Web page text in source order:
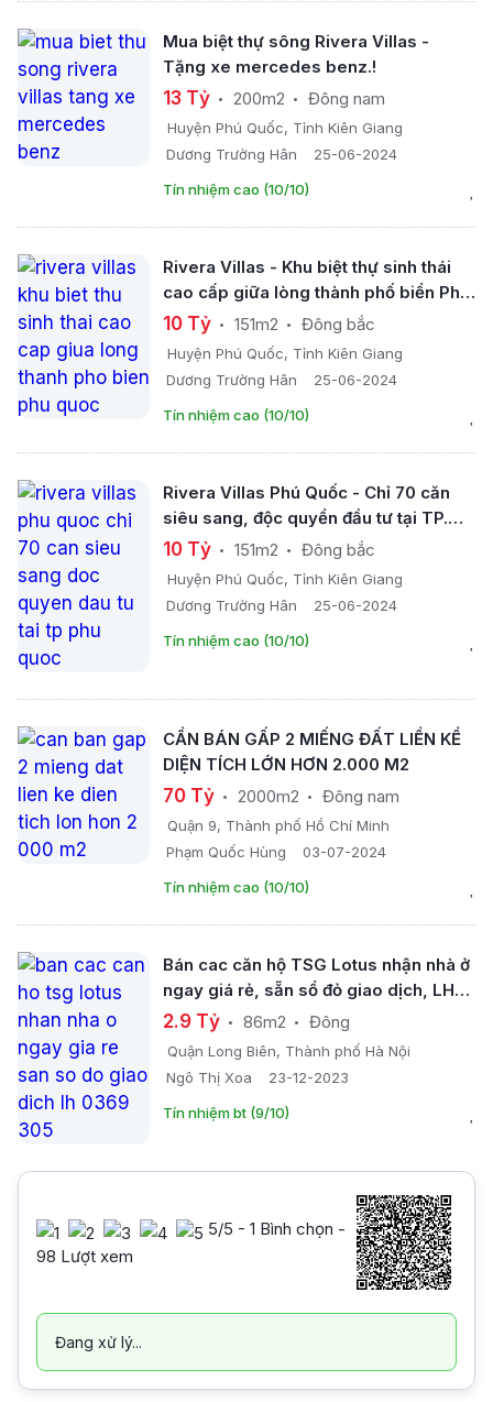
Mua biệt thự sông Rivera Villas -
Tặng xe mercedes benz.!
13 Tỷ 200m2 Đông nam
Huyện Phú Quốc, Tỉnh Kiên Giang
Dương Trường Hân
25-06-2024
Tín nhiệm cao (10/10)
Rivera Villas - Khu biệt thự sinh thái
cao cấp giữa lòng thành phố biển Phú
Quốc
10 Tỷ 151m2 Đông bắc
Huyện Phú Quốc, Tỉnh Kiên Giang
Dương Trường Hân
25-06-2024
Tín nhiệm cao (10/10)
Rivera Villas Phú Quốc - Chỉ 70 căn
siêu sang, độc quyền đầu tư tại TP.
Phú Quốc
10 Tỷ 151m2 Đông bắc
Huyện Phú Quốc, Tỉnh Kiên Giang
Dương Trường Hân
25-06-2024
Tín nhiệm cao (10/10)
CẦN BÁN GẤP 2 MIẾNG ĐẤT LIỀN KỀ
DIỆN TÍCH LỚN HƠN 2.000 M2
70 Tỷ 2000m2 Đông nam
Quận 9, Thành phố Hồ Chí Minh
Phạm Quốc Hùng
03-07-2024
Tín nhiệm cao (10/10)
Bán cac căn hộ TSG Lotus nhận nhà ở
ngay giá rẻ, sẵn sổ đỏ giao dịch, LH
0369 305 ***
2.9 Tỷ 86m2 Đông
Quận Long Biên, Thành phố Hà Nội
Ngô Thị Xoa
23-12-2023
Tín nhiệm bt (9/10)
5/5 - 1 Bình chọn -
98 Lượt xem
Đang xử lý...